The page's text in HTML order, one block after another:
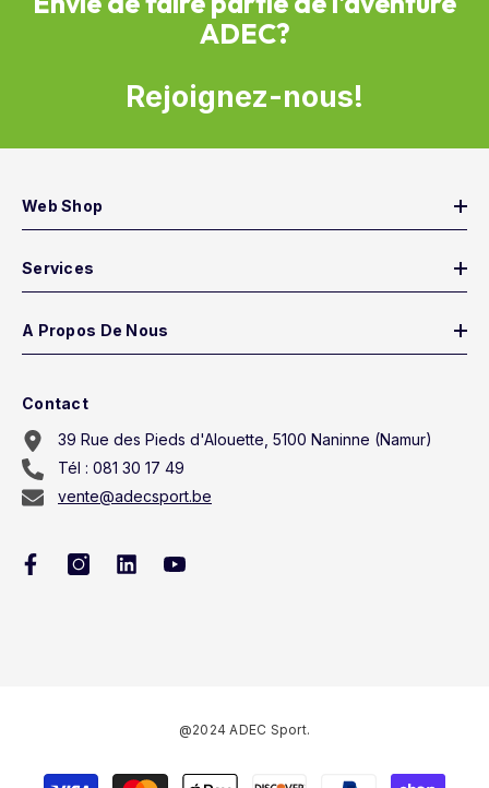
ADEC?
Rejoignez-nous!
Web Shop
Services
A Propos De Nous
Contact
39 Rue des Pieds d'Alouette, 5100 Naninne (Namur)
Tél : 081 30 17 49
vente@adecsport.be
@2024 ADEC Sport.
Méthodes